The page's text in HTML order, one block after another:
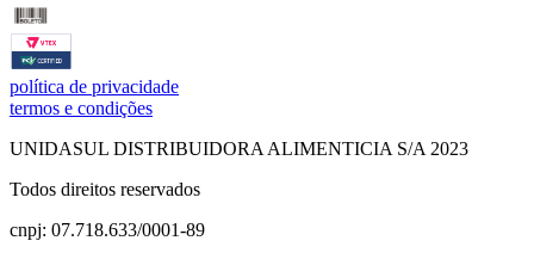
política de privacidade
termos e condições
UNIDASUL DISTRIBUIDORA ALIMENTICIA S/A 2023
Todos direitos reservados
cnpj: 07.718.633/0001-89